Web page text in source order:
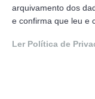
arquivamento dos
e confirma que leu e
Ler Política de